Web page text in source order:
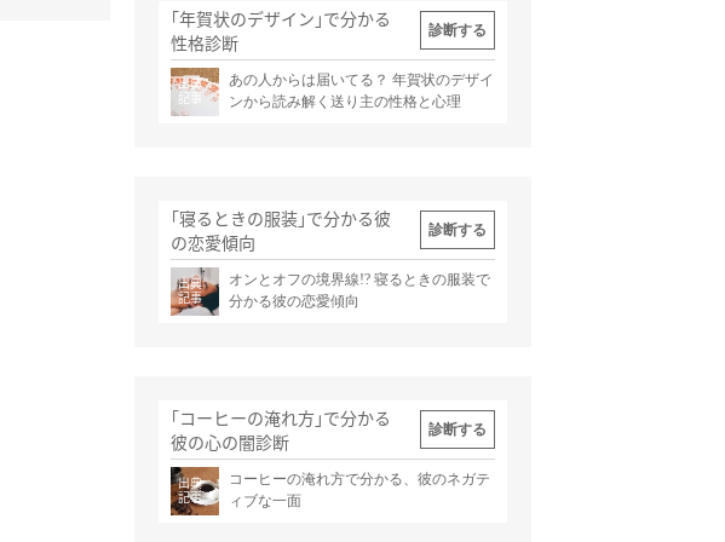
｢年賀状のデザイン｣で分かる
性格診断
診断する
出典
記事
あの人からは届いてる？ 年賀状のデザイ
ンから読み解く送り主の性格と心理
｢寝るときの服装｣で分かる彼
の恋愛傾向
診断する
出典
記事
オンとオフの境界線!? 寝るときの服装で
分かる彼の恋愛傾向
｢コーヒーの淹れ方｣で分かる
彼の心の闇診断
診断する
出典
記事
コーヒーの淹れ方で分かる、彼のネガテ
ィブな一面